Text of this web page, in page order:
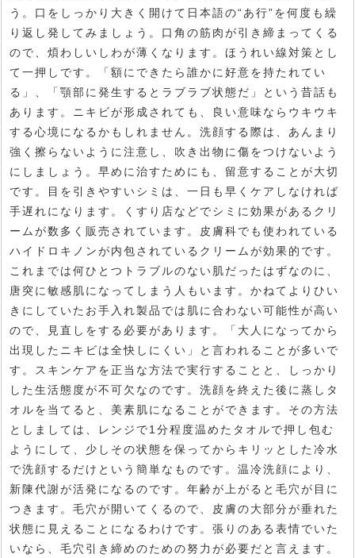
う。口をしっかり大きく開けて日本語の“あ行”を何度も繰
り返し発してみましょう。口角の筋肉が引き締まってくる
ので、煩わしいしわが薄くなります。ほうれい線対策とし
て一押しです。「額にできたら誰かに好意を持たれてい
る」、「顎部に発生するとラブラブ状態だ」という昔話も
あります。ニキビが形成されても、良い意味ならウキウキ
する心境になるかもしれません。洗顔する際は、あんまり
強く擦らないように注意し、吹き出物に傷をつけないよう
にしましょう。早めに治すためにも、留意することが大切
です。目を引きやすいシミは、一日も早くケアしなければ
手遅れになります。くすり店などでシミに効果があるクリ
ームが数多く販売されています。皮膚科でも使われている
ハイドロキノンが内包されているクリームが効果的です。
これまでは何ひとつトラブルのない肌だったはずなのに、
唐突に敏感肌になってしまう人もいます。かねてよりひい
きにしていたお手入れ製品では肌に合わない可能性が高い
ので、見直しをする必要があります。「大人になってから
出現したニキビは全快しにくい」と言われることが多いで
す。スキンケアを正当な方法で実行することと、しっかり
した生活態度が不可欠なのです。洗顔を終えた後に蒸しタ
オルを当てると、美素肌になることができます。その方法
としましては、レンジで1分程度温めたタオルで押し包む
ようにして、少しその状態を保ってからキリッとした冷水
で洗顔するだけという簡単なものです。温冷洗顔により、
新陳代謝が活発になるのです。年齢が上がると毛穴が目に
つきます。毛穴が開いてくるので、皮膚の大部分が垂れた
状態に見えることになるわけです。張りのある表情でいた
いなら、毛穴引き締めのための努力が必要だと言えます。